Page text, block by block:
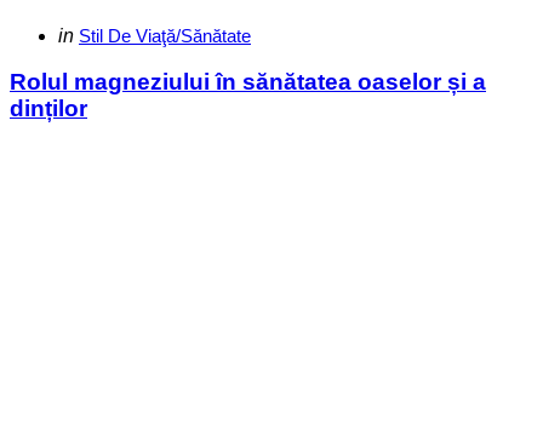
Categories
Posted
in Stil De Viaţă/Sănătate
Rolul magneziului în sănătatea oaselor și a
dinților